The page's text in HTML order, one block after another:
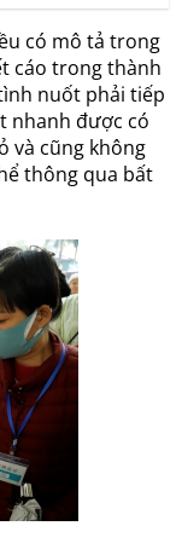
có mô tả trong
cáo trong thành
nuốt phải tiếp
nhanh được có
và cũng không
thông qua bất